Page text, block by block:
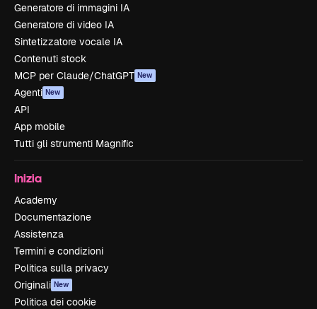
Generatore di immagini IA
Generatore di video IA
Sintetizzatore vocale IA
Contenuti stock
MCP per Claude/ChatGPT New
Agenti New
API
App mobile
Tutti gli strumenti Magnific
Inizia
Academy
Documentazione
Assistenza
Termini e condizioni
Politica sulla privacy
Originali New
Politica dei cookie